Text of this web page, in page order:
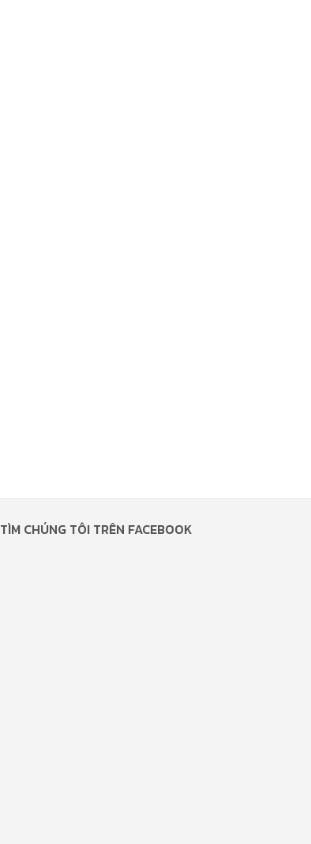
TÌM CHÚNG TÔI TRÊN FACEBOOK